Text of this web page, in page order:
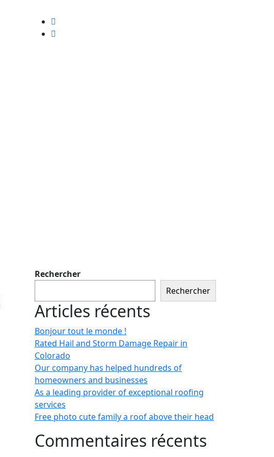
Rechercher
Rechercher
Articles récents
Bonjour tout le monde !
Rated Hail and Storm Damage Repair in
Colorado
Our company has helped hundreds of
homeowners and businesses
As a leading provider of exceptional roofing
services
Free photo cute family a roof above their head
Commentaires récents